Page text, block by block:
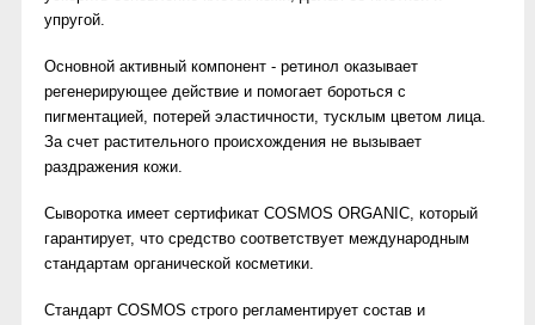
упругой.
Основной активный компонент - ретинол оказывает
регенерирующее действие и помогает бороться с
пигментацией, потерей эластичности, тусклым цветом лица.
За счет растительного происхождения не вызывает
раздражения кожи.
Сыворотка имеет сертификат COSMOS ORGANIC, который
гарантирует, что средство соответствует международным
стандартам органической косметики.
Стандарт COSMOS строго регламентирует состав и